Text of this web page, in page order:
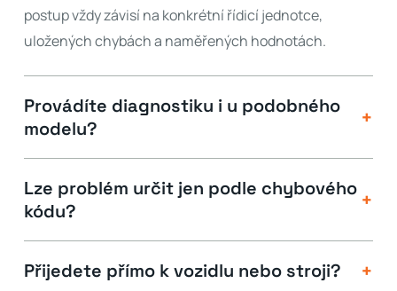
postup vždy závisí na konkrétní řídicí jednotce,
uložených chybách a naměřených hodnotách.
Provádíte diagnostiku i u podobného
modelu?
+
Lze problém určit jen podle chybového
kódu?
+
Přijedete přímo k vozidlu nebo stroji? +